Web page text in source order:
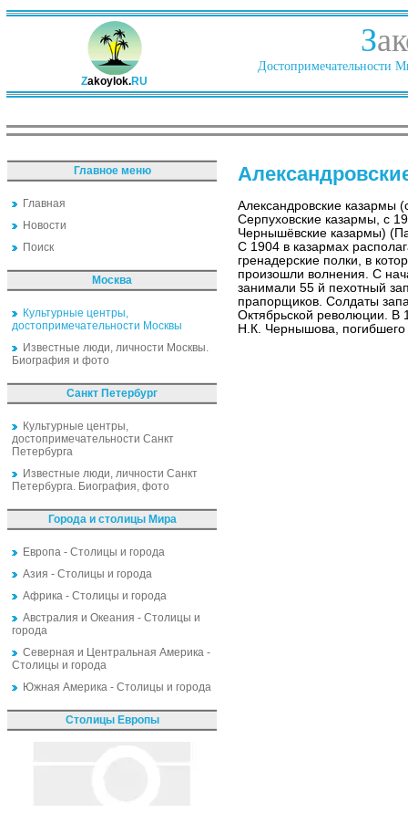
Zakoylok.RU
З
Достопримечательности
Главное меню
Главная
Новости
Поиск
Москва
Культурные центры,
достопримечательности Москвы
Известные люди, личности Москвы.
Биография и фото
Санкт Петербург
Культурные центры,
достопримечательности Санкт
Петербурга
Известные люди, личности Санкт
Петербурга. Биография, фото
Города и столицы Мира
Европа - Столицы и города
Азия - Столицы и города
Африка - Столицы и города
Австралия и Океания - Столицы и
города
Северная и Центральная Америка -
Столицы и города
Южная Америка - Столицы и города
Столицы Европы
Александровские казармы
Серпуховские казармы, с
Чернышёвские казармы)
С 1904 в казармах
гренадерские полки, в
произошли волнения. С
занимали 55 й пехотный
прапорщиков. Солдаты
Октябрьской революции. В
Н.К. Чернышова, погибшего